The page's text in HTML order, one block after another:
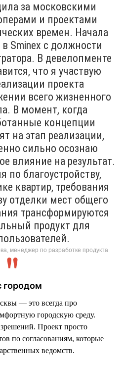
за московскими
и проектами
времен. Начала
в Sminex с должности
В девелопменте
что я участвую
проекта
всего жизненного
В момент, когда
концепции
на этап реализации,
сильно осознаю
влияние на результат.
по благоустройству,
квартир, требования
отделки мест общего
трансформируются
продукт для
менеджер по разработке продукта
городом
— это всегда про
городскую среду.
Проект просто
по согласованиям, которые
ведомств.